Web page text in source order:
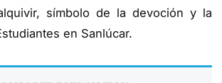
símbolo de la devoción y la
en Sanlúcar.